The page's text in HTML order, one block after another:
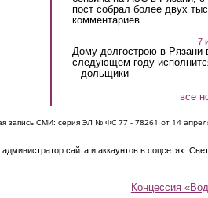
пост собрал более двух
комментариев
7
Дому-долгострою в Рязани
следующем году
– дольщики
все
запись СМИ: серия ЭЛ № ФС 77 - 78261 от 14
сайта и аккаунтов в соцсетях:
Концессия